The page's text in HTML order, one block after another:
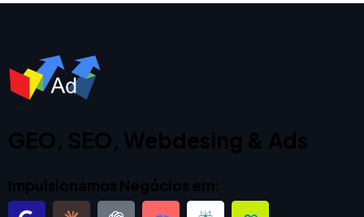
GEO, SEO, Webdesing & Ads
Impulsionamos Negócios em: